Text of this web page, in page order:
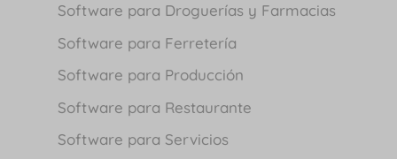
Software para Droguerías y Farmacias
Software para Ferretería
Software para Producción
Software para Restaurante
Software para Servicios